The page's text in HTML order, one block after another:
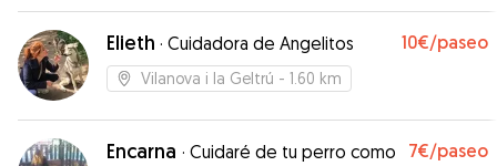
Elieth · Cuidadora de Angelitos 10€/paseo
Vilanova i la Geltrú - 1.60 km
Encarna · Cuidaré de tu perro como
7€/paseo